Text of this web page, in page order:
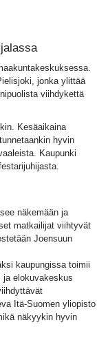
jonka ylittää
viihdykettä
Kesäaikaina
hyvin
Kaupunki
näkemään ja
matkailijat viihtyvät
Joensuun
kaupungissa toimii
ja elokuvakeskus
Itä-Suomen yliopisto
näkyykin hyvin